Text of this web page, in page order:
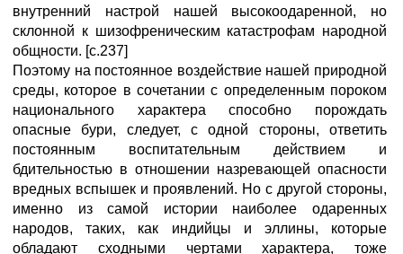
внутренний настрой нашей высокоодаренной, но
склонной к шизофреническим катастрофам народной
общности. [с.237]
Поэтому на постоянное воздействие нашей природной
среды, которое в сочетании с определенным пороком
национального характера способно порождать
опасные бури, следует, с одной стороны, ответить
постоянным воспитательным действием и
бдительностью в отношении назревающей опасности
вредных вспышек и проявлений. Но с другой стороны,
именно из самой истории наиболее одаренных
народов, таких, как индийцы и эллины, которые
обладают сходными чертами характера, тоже